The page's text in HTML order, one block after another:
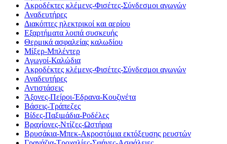
Ακροδέκτες κλέμενς-Φισέτες-Σύνδεσμοι αγωγών
Αναδευτήρες
Διακόπτες ηλεκτρικοί και αερίου
Εξαρτήματα λοιπά συσκευής
Θερμικά ασφαλείας καλωδίου
Μίξερ-Μπλέντερ
Αγωγοί-Καλώδια
Ακροδέκτες κλέμενς-Φισέτες-Σύνδεσμοι αγωγών
Αναδευτήρες
Αντιστάσεις
Άξονες-Πείροι-Έδρανα-Κουζινέτα
Βάσεις-Τράπεζες
Βίδες-Παξιμάδια-Ροδέλες
Βραχίονες-Ντίζες-Ωστήρια
Βρυσάκια-Μπεκ-Ακροστόμια εκτόξευσης ρευστών